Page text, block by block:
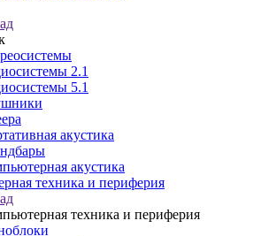
2.1
5.1
акустика
акустика
техника и периферия
техника и периферия